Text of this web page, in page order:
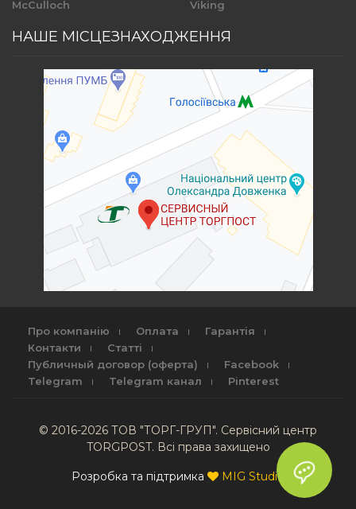
McCulloch
Viking
НАШЕ МІСЦЕЗНАХОДЖЕННЯ
Про компанію Оплата
Гарантія
Контакти
Статті
Публичный договор (оферта)
Facebook
Telegram
Telegram канал Pinterest
© 2016-2026 ТОВ "ТОРГ-ГРУП". Сервісний центр
TORGPOST. Всі права захищено
Розробка та підтримка MIG Studio